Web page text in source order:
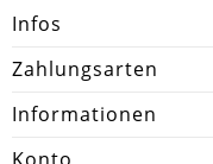
Infos
Zahlungsarten
Informationen